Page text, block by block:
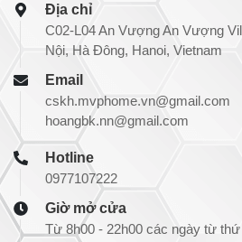
Địa chỉ
C02-L04 An Vượng An Vượng
Nội, Hà Đông, Hanoi, Vietnam
Email
cskh.mvphome.vn@gmail.com
hoangbk.nn@gmail.com
Hotline
0977107222
Giờ mở cửa
Từ 8h00 - 22h00 các ngày từ